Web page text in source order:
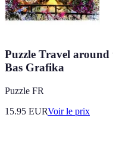
Puzzle Travel around
Bas Grafika
Puzzle FR
15.95 EURVoir le prix